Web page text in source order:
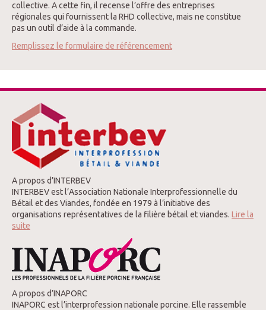
collective. A cette fin, il recense l’offre des entreprises
régionales qui fournissent la RHD collective, mais ne constitue
pas un outil d’aide à la commande.
Remplissez le formulaire de référencement
A propos d’INTERBEV
INTERBEV est l’Association Nationale Interprofessionnelle du
Bétail et des Viandes, fondée en 1979 à l’initiative des
organisations représentatives de la filière bétail et viandes. Lire la
suite
A propos d’INAPORC
INAPORC est l’interprofession nationale porcine. Elle rassemble